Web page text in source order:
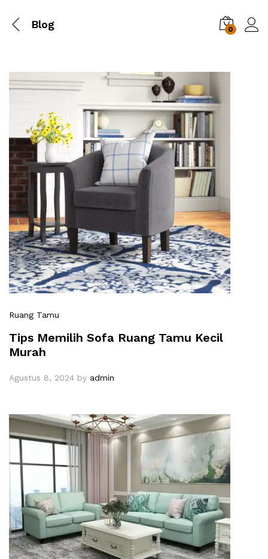
Blog 0
Ruang Tamu
Tips Memilih Sofa Ruang Tamu Kecil
Murah
Agustus 8, 2024 by admin